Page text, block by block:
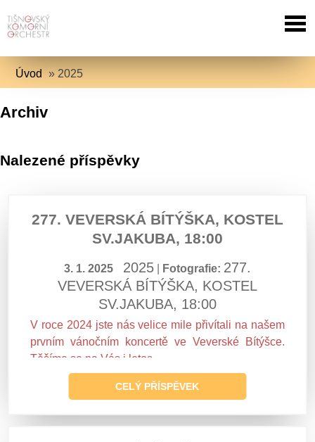
Úvod » 2025
Archiv
Nalezené příspěvky
277. VEVERSKÁ BÍTÝŠKA, KOSTEL
SV.JAKUBA, 18:00
3. 1. 2025 2025 Fotografie: 277.
VEVERSKÁ BÍTÝŠKA, KOSTEL
SV.JAKUBA, 18:00
V roce 2024 jste nás velice mile přivítali na našem
prvním vánočním koncertě ve Veverské Bítýšce.
Těšíme se na Vás i letos.
CELÝ PŘÍSPĚVEK